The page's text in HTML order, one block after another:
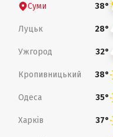
Суми 38°
Луцьк 28°
Ужгород 32°
Кропивницький 38°
Одеса 35°
Харків 37°